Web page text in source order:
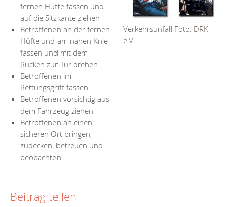
Verkehrsunfall Foto: DRK
e.V.
fernen Hüfte fassen und
auf die Sitzkante ziehen
Betroffenen an der fernen
Hüfte und am nahen Knie
fassen und mit dem
Rücken zur Tür drehen
Betroffenen im
Rettungsgriff fassen
Betroffenen vorsichtig aus
dem Fahrzeug ziehen
Betroffenen an einen
sicheren Ort bringen,
zudecken, betreuen und
beobachten
Beitrag teilen